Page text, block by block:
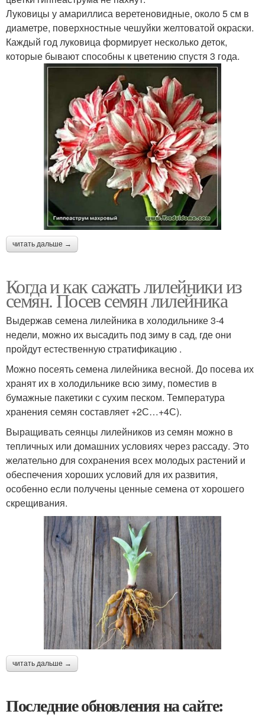
Луковицы у амариллиса веретеновидные, около 5 см в
диаметре, поверхностные чешуйки желтоватой окраски.
Каждый год луковица формирует несколько деток,
которые бывают способны к цветению спустя 3 года.
читать дальше →
Когда и как сажать лилейники из
семян. Посев семян лилейника
Выдержав семена лилейника в холодильнике 3-4
недели, можно их высадить под зиму в сад, где они
пройдут естественную стратификацию .
Можно посеять семена лилейника весной. До посева их
хранят их в холодильнике всю зиму, поместив в
бумажные пакетики с сухим песком. Температура
хранения семян составляет +2С…+4С).
Выращивать сеянцы лилейников из семян можно в
тепличных или домашних условиях через рассаду. Это
желательно для сохранения всех молодых растений и
обеспечения хороших условий для их развития,
особенно если получены ценные семена от хорошего
скрещивания.
читать дальше →
Последние обновления на сайте: